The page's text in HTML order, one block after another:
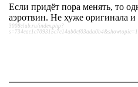
Если придёт пора менять, то
аэротвин. Не хуже оригинала и
3008club.ru/index.php?